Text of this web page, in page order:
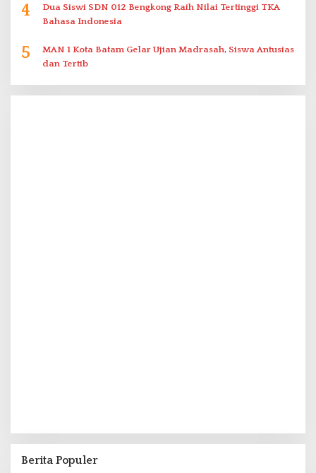
4
Dua Siswi SDN 012 Bengkong Raih Nilai Tertinggi TKA
Bahasa Indonesia
5
MAN 1 Kota Batam Gelar Ujian Madrasah, Siswa Antusias
dan Tertib
Berita Populer